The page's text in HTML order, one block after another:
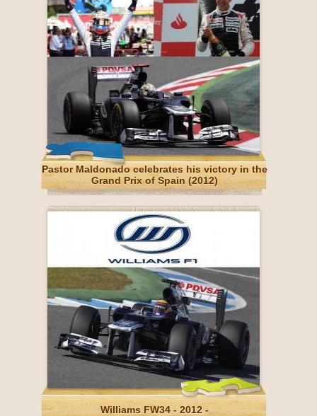
Pastor Maldonado celebrates his victory in the
Grand Prix of Spain (2012)
Williams FW34 - 2012 -